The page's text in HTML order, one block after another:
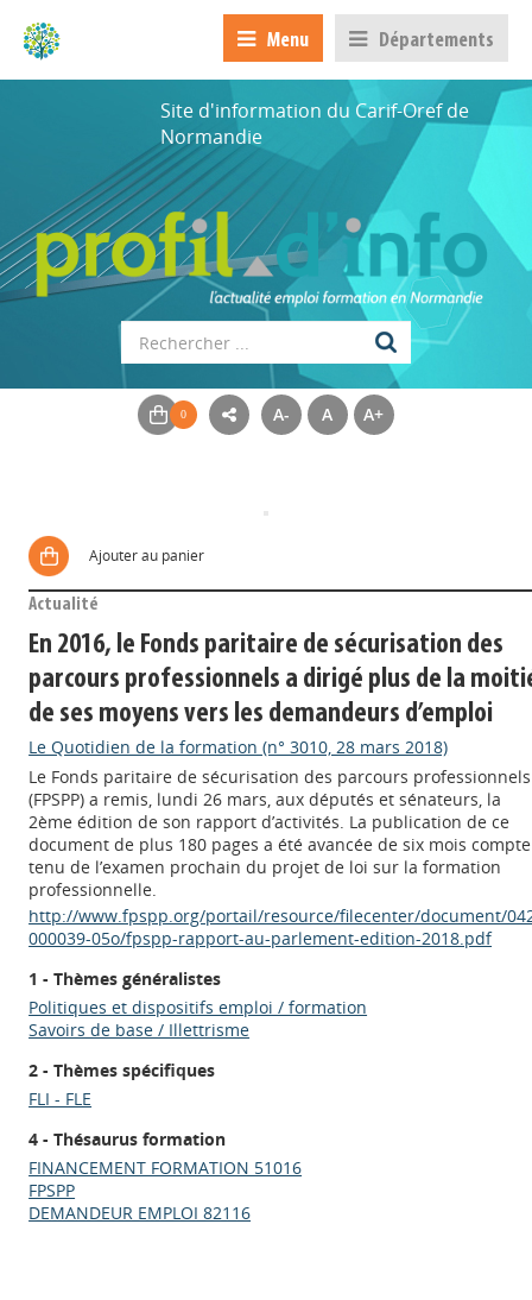
Menu Départements
Site d'information du Carif-Oref de
Normandie
A- A A+
Ajouter au panier
Actualité
En 2016, le Fonds paritaire de sécurisation des
parcours professionnels a dirigé plus de la
de ses moyens vers les demandeurs d’emploi
Le Quotidien de la formation (n° 3010, 28 mars 2018)
Le Fonds paritaire de sécurisation des parcours professionnels
(FPSPP) a remis, lundi 26 mars, aux députés et sénateurs, la
2ème édition de son rapport d’activités. La publication de ce
document de plus 180 pages a été avancée de six mois compte
tenu de l’examen prochain du projet de loi sur la formation
professionnelle.
http://www.fpspp.org/portail/resource/filecenter/document/
000039-05o/fpspp-rapport-au-parlement-edition-2018.pdf
1 - Thèmes généralistes
Politiques et dispositifs emploi / formation
Savoirs de base / Illettrisme
2 - Thèmes spécifiques
FLI - FLE
4 - Thésaurus formation
FINANCEMENT FORMATION 51016
FPSPP
DEMANDEUR EMPLOI 82116
Appels à projets